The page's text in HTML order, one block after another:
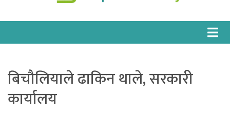
बिचौलियाले ढाकिन थाले, सरकारी
कार्यालय